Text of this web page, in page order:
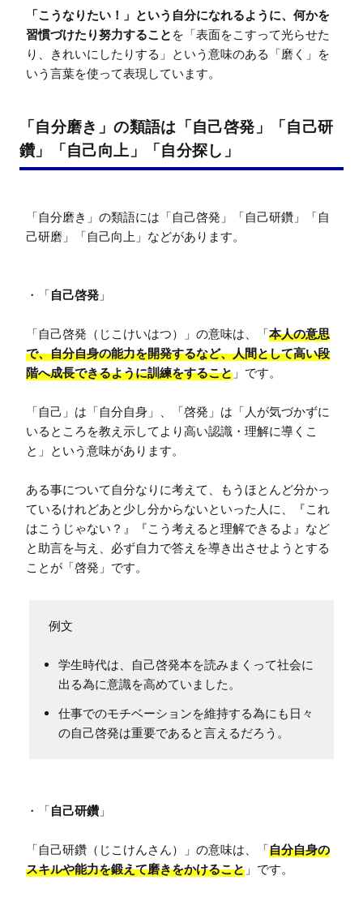
「こうなりたい！」という自分になれるように、何かを
習慣づけたり努力すること を「表面をこすって光らせた
り、きれいにしたりする」という意味のある「磨く」を
いう言葉を使って表現しています。
「自分磨き」の類語は「自己啓発」「自己研
鑽」「自己向上」「自分探し」
「自分磨き」の類語には「自己啓発」「自己研鑽」「自
己研磨」「自己向上」などがあります。
・「自己啓発 」
「自己啓発（じこけいはつ）」の意味は、「本人の意思
で、自分自身の能力を開発するなど、人間として高い段
階へ成長できるように訓練をすること 」です。
「自己」は「自分自身」、「啓発」は「人が気づかずに
いるところを教え示してより高い認識・理解に導くこ
と」という意味があります。
ある事について自分なりに考えて、もうほとんど分かっ
ているけれどあと少し分からないといった人に、『これ
はこうじゃない？』『こう考えると理解できるよ』など
と助言を与え、必ず自力で答えを導き出させようとする
学生時代は、自己啓発本を読みまくって社会に
出る為に意識を高めていました。
仕事でのモチベーションを維持する為にも日々
の自己啓発は重要であると言えるだろう。
・「自己研鑽」
「自己研鑽（じこけんさん）」の意味は、「自分自身の
スキルや能力を鍛えて磨きをかけること 」です。